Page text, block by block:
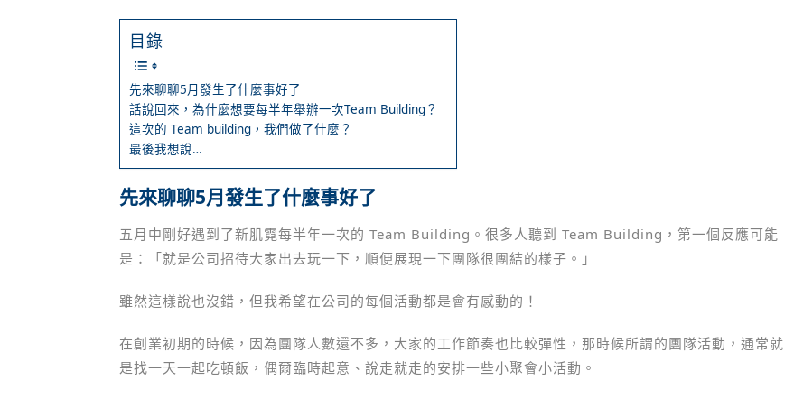
目錄
先來聊聊5月發生了什麼事好了
話說回來，為什麼想要每半年舉辦一次Team Building？
這次的 Team building，我們做了什麼？
最後我想說…
先來聊聊5月發生了什麼事好了
五月中剛好遇到了新肌霓每半年一次的 Team Building。很多人聽到 Team Building，第一個反應可能
是：「就是公司招待大家出去玩一下，順便展現一下團隊很團結的樣子。」
雖然這樣說也沒錯，但我希望在公司的每個活動都是會有感動的！
在創業初期的時候，因為團隊人數還不多，大家的工作節奏也比較彈性，那時候所謂的團隊活動，通常就
是找一天一起吃頓飯，偶爾臨時起意、說走就走的安排一些小聚會小活動。